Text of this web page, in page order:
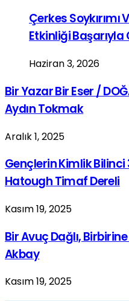
Çerkes Soykırımı
Etkinliği Başarıyla
Haziran 3, 2026
Bir Yazar Bir Eser /
Aydın Tokmak
Aralık 1, 2025
Gençlerin Kimlik
Hatough Timaf Dereli
Kasım 19, 2025
Bir Avuç Dağlı,
Akbay
Kasım 19, 2025